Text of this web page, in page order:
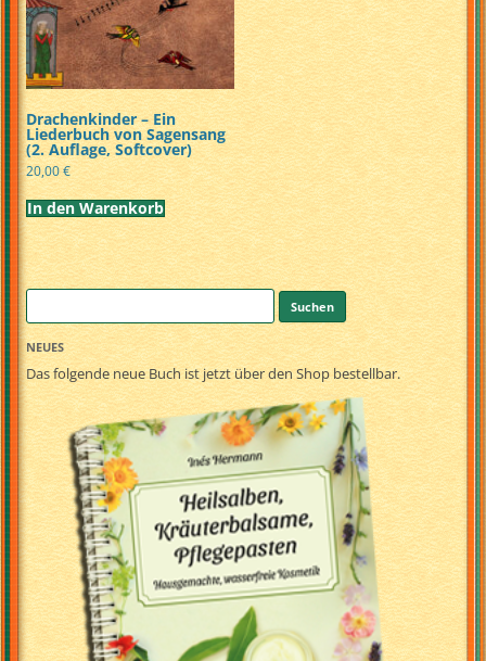
Drachenkinder – Ein
Liederbuch von Sagensang
(2. Auflage, Softcover)
20,00€
In den Warenkorb
nach:
NEUES
Das folgende neue Buch ist jetzt über den Shop bestellbar.